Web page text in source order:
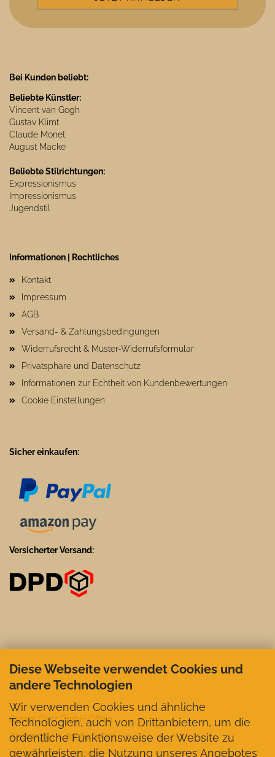
Diese Webseite verwendet Cookies und
andere Technologien
Wir verwenden Cookies und ähnliche
Technologien, auch von Drittanbietern, um die
ordentliche Funktionsweise der Website zu
gewährleisten, die Nutzung unseres Angebotes
Bei Kunden beliebt:
Beliebte Künstler:
Vincent van Gogh
Gustav Klimt
Claude Monet
August Macke
Beliebte Stilrichtungen:
Expressionismus
Impressionismus
Jugendstil
Informationen | Rechtliches
Kontakt
Impressum
AGB
Versand- & Zahlungsbedingungen
Widerrufsrecht & Muster-Widerrufsformular
Privatsphäre und Datenschutz
Informationen zur Echtheit von Kundenbewertungen
Cookie Einstellungen
Sicher einkaufen:
Versicherter Versand:
Günter Dietz GmbH Offizin
Bachmühle 2, 83564 Soyen
Telefon +49 8072-1062